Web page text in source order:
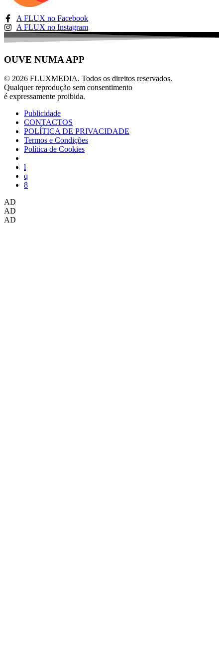
A FLUX no Facebook
A FLUX no Instagram
OUVE NUMA APP
© 2026 FLUXMEDIA. Todos os direitos reservados.
Qualquer reprodução sem consentimento
é expressamente proibida.
Publicidade
CONTACTOS
POLÍTICA DE PRIVACIDADE
Termos e Condições
Política de Cookies
AD
AD
AD